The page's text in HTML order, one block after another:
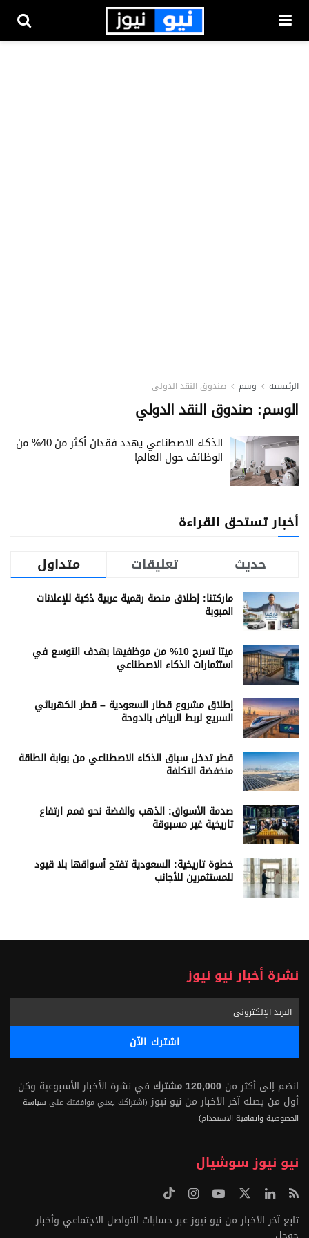
الرئيسية وسم صندوق النقد الدولي
الوسم: صندوق النقد الدولي
الذكاء الاصطناعي يهدد فقدان أكثر من 40% من
الوظائف حول العالم!
أخبار تستحق القراءة
متداول
تعليقات حديث
ماركتنا: إطلاق منصة رقمية عربية ذكية للإعلانات
المبوبة
ميتا تسرح 10% من موظفيها بهدف التوسع في
استثمارات الذكاء الاصطناعي
إطلاق مشروع قطار السعودية – قطر الكهربائي
السريع لربط الرياض بالدوحة
قطر تدخل سباق الذكاء الاصطناعي من بوابة الطاقة
منخفضة التكلفة
صدمة الأسواق: الذهب والفضة نحو قمم ارتفاع
تاريخية غير مسبوقة
خطوة تاريخية: السعودية تفتح أسواقها بلا قيود
للمستثمرين للأجانب
نشرة أخبار نيو نيوز
انضم إلى أكثر من 120,000 مشترك
في نشرة الأخبار الأسبوعية وكن
أول من يصله آخر الأخبار من نيو نيوز (اشتراكك يعني موافقتك على سياسة
الخصوصية واتفاقية الاستخدام)
نيو نيوز سوشيال
تابع آخر الأخبار من نيو نيوز عبر حسابات التواصل الاجتماعي وأخبار